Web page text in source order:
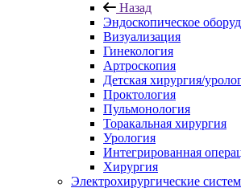
Назад
Эндоскопическое
Визуализация
Гинекология
Артроскопия
Детская хирургия/
Проктология
Пульмонология
Торакальная хирургия
Урология
Интегрированная
Хирургия
Электрохирургические